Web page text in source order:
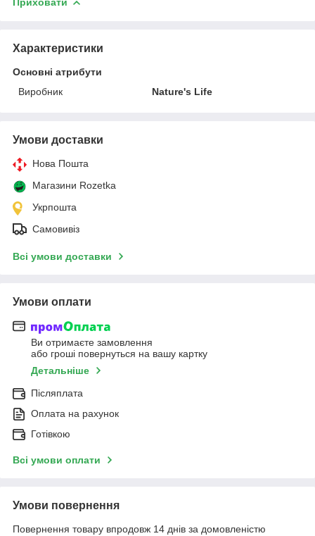
Характеристики
Основні атрибути
Виробник
Nature's Life
Умови доставки
Нова Пошта
Магазини Rozetka
Укрпошта
Самовивіз
Всі умови доставки
Умови оплати
Ви отримаєте замовлення
або гроші повернуться на вашу картку
Детальніше
Післяплата
Оплата на рахунок
Готівкою
Всі умови оплати
Умови повернення
Повернення товару впродовж 14 днів за домовленістю